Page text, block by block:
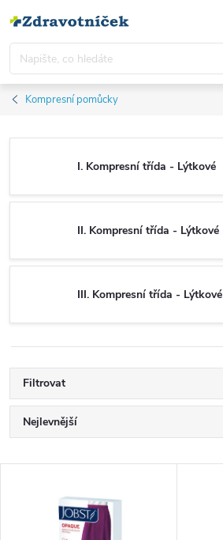
Kompresní pomůcky
I. Kompresní třída - Lýtkové
II. Kompresní třída - Lýtkové
III. Kompresní třída - Lýtkové
Filtrovat
Řazení produktů
Nejlevnější
Abecedně